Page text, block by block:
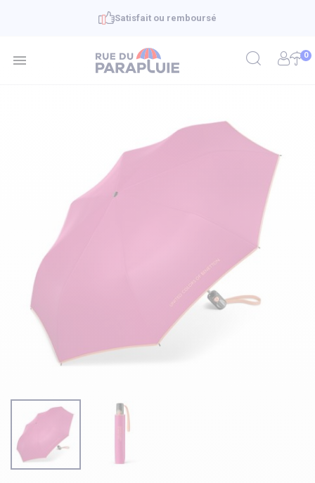
Satisfait ou remboursé
 0